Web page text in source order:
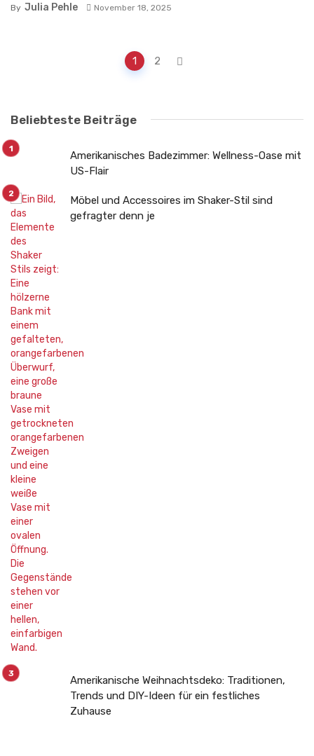
By Julia Pehle November 18, 2025
1 2
Beliebteste Beiträge
Amerikanisches Badezimmer: Wellness-Oase mit
US-Flair
Möbel und Accessoires im Shaker-Stil sind
gefragter denn je
Amerikanische Weihnachtsdeko: Traditionen,
Trends und DIY-Ideen für ein festliches
Zuhause